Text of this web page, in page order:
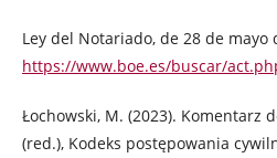
Ley del Notariado, de 28 de mayo
https://www.boe.es/buscar/
Łochowski, M. (2023). Komentarz
(red.), Kodeks postępowania